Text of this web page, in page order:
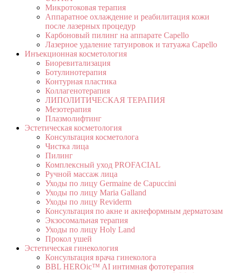
Микротоковая терапия
Аппаратное охлаждение и реабилитация кожи
после лазерных процедур
Карбоновый пилинг на аппарате Capello
Лазерное удаление татуировок и татуажа Capello
Инъекционная косметология
Биоревитализация
Ботулинотерапия
Контурная пластика
Коллагенотерапия
ЛИПОЛИТИЧЕСКАЯ ТЕРАПИЯ
Мезотерапия
Плазмолифтинг
Эстетическая косметология
Консультация косметолога
Чистка лица
Пилинг
Комплексный уход PROFACIAL
Ручной массаж лица
Уходы по лицу Germaine de Capuccini
Уходы по лицу Maria Galland
Уходы по лицу Reviderm
Консультация по акне и акнеформным дерматозам
Экзосомальная терапия
Уходы по лицу Holy Land
Прокол ушей
Эстетическая гинекология
Консультация врача гинеколога
BBL HEROic™ AI интимная фототерапия